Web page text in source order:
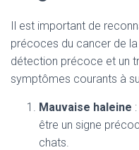
Il est important de
précoces du cancer de
détection précoce et un
symptômes courants à
Mauvaise haleine
être un signe
chats.